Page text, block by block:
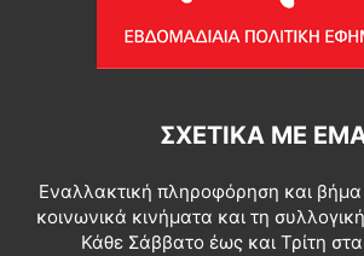
ΣΧΕΤΙΚΆ ΜΕ
Εναλλακτική πληροφόρηση και βήμα
κοινωνικά κινήματα και τη
Κάθε Σάββατο έως και Τρίτη